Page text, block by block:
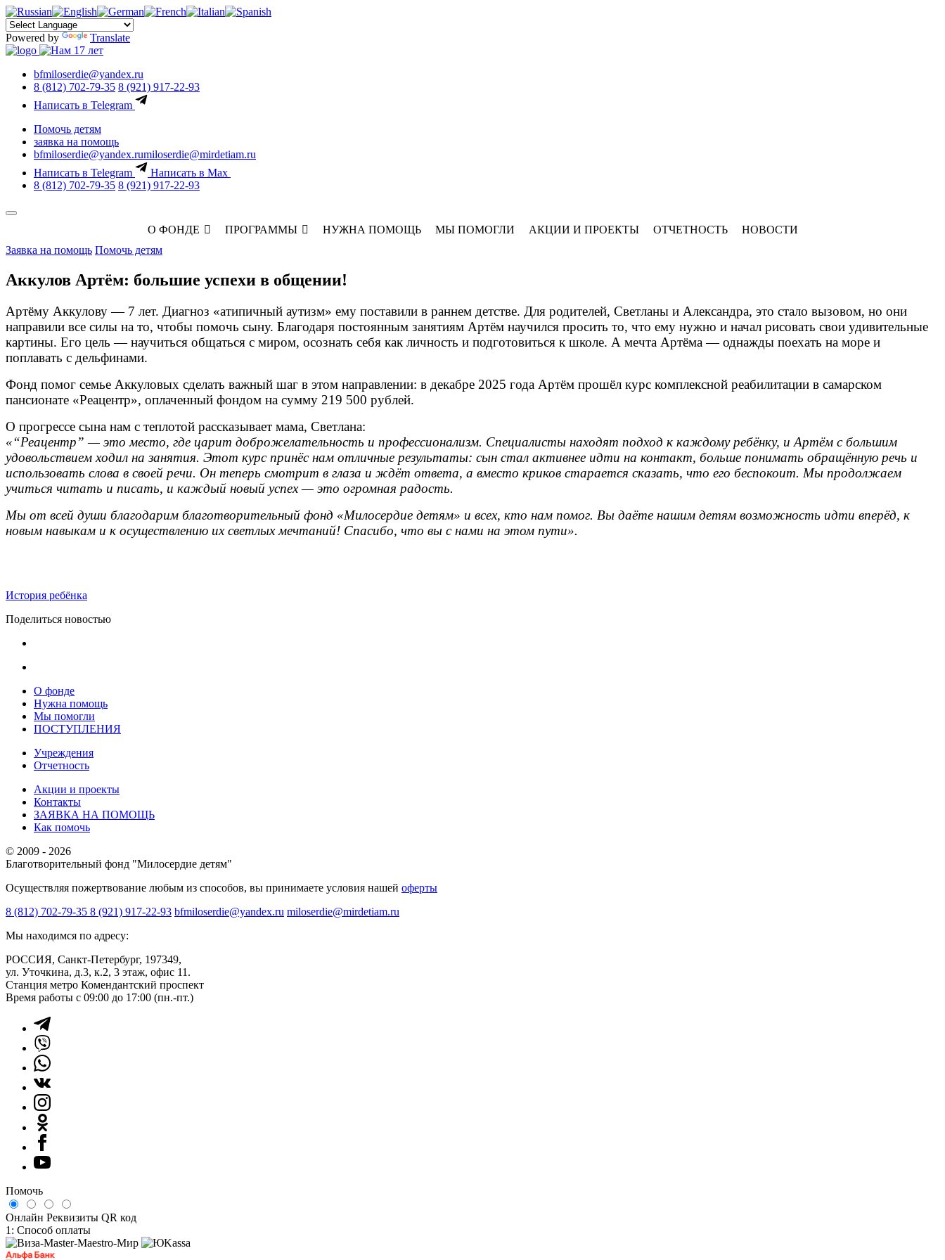
Powered by Translate
bfmiloserdie@yandex.ru
8 (812) 702-79-35 8 (921) 917-22-93
Написать в Telegram
Помочь детям
заявка на помощь
bfmiloserdie@yandex.rumiloserdie@mirdetiam.ru
Написать в Telegram
Написать в Max
8 (812) 702-79-35 8 (921) 917-22-93
О ФОНДЕ ПРОГРАММЫ НУЖНА ПОМОЩЬ МЫ ПОМОГЛИ АКЦИИ И ПРОЕКТЫ ОТЧЕТНОСТЬ
НОВОСТИ
Заявка на помощь Помочь детям
Аккулов Артём: большие успехи в общении!
Артёму Аккулову — 7 лет. Диагноз «атипичный аутизм» ему поставили в раннем детстве. Для родителей, Светланы и Александра, это стало вызовом, но они
направили все силы на то, чтобы помочь сыну. Благодаря постоянным занятиям Артём научился просить то, что ему нужно и начал рисовать свои удивительные
картины. Его цель — научиться общаться с миром, осознать себя как личность и подготовиться к школе. А мечта Артёма — однажды поехать на море и
поплавать с дельфинами.
Фонд помог семье Аккуловых сделать важный шаг в этом направлении: в декабре 2025 года Артём прошёл курс комплексной реабилитации в самарском
пансионате «Реацентр», оплаченный фондом на сумму 219 500 рублей.
О прогрессе сына нам с теплотой рассказывает мама, Светлана:
«“Реацентр” — это место, где царит доброжелательность и профессионализм. Специалисты находят подход к каждому ребёнку, и Артём с большим
удовольствием ходил на занятия. Этот курс принёс нам отличные результаты: сын стал активнее идти на контакт, больше понимать обращённую речь и
использовать слова в своей речи. Он теперь смотрит в глаза и ждёт ответа, а вместо криков старается сказать, что его беспокоит. Мы продолжаем
учиться читать и писать, и каждый новый успех — это огромная радость.
Мы от всей души благодарим благотворительный фонд «Милосердие детям» и всех, кто нам помог. Вы даёте нашим детям возможность идти вперёд, к
новым навыкам и к осуществлению их светлых мечтаний! Спасибо, что вы с нами на этом пути».
История ребёнка
Поделиться новостью
О фонде
Нужна помощь
Мы помогли
ПОСТУПЛЕНИЯ
Учреждения
Отчетность
Акции и проекты
Контакты
ЗАЯВКА НА ПОМОЩЬ
Как помочь
© 2009 - 2026
Благотворительный фонд "Милосердие детям"
Осуществляя пожертвование любым из способов, вы принимаете условия нашей оферты
8 (812) 702-79-35 8 (921) 917-22-93 bfmiloserdie@yandex.ru miloserdie@mirdetiam.ru
Мы находимся по адресу:
РОССИЯ, Санкт-Петербург, 197349,
ул. Уточкина, д.3, к.2, 3 этаж, офис 11.
Станция метро Комендантский проспект
Время работы с 09:00 до 17:00 (пн.-пт.)
Помочь
Онлайн Реквизиты QR код
1: Способ оплаты